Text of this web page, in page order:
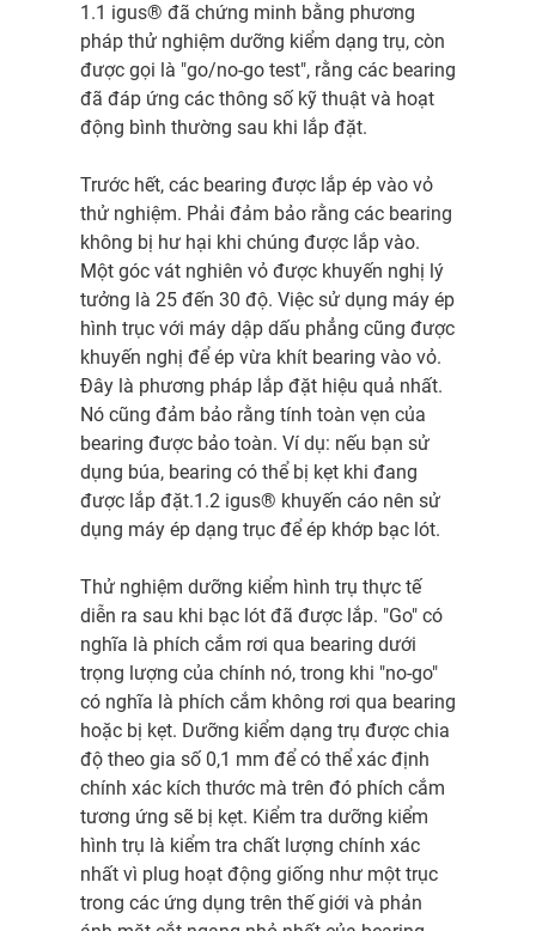
1.1 igus® đã chứng minh bằng phương
pháp thử nghiệm dưỡng kiểm dạng trụ, còn
được gọi là "go/no-go test", rằng các bearing
đã đáp ứng các thông số kỹ thuật và hoạt
động bình thường sau khi lắp đặt.
Trước hết, các bearing được lắp ép vào vỏ
thử nghiệm. Phải đảm bảo rằng các bearing
không bị hư hại khi chúng được lắp vào.
Một góc vát nghiên vỏ được khuyến nghị lý
tưởng là 25 đến 30 độ. Việc sử dụng máy ép
hình trục với máy dập dấu phẳng cũng được
khuyến nghị để ép vừa khít bearing vào vỏ.
Đây là phương pháp lắp đặt hiệu quả nhất.
Nó cũng đảm bảo rằng tính toàn vẹn của
bearing được bảo toàn. Ví dụ: nếu bạn sử
dụng búa, bearing có thể bị kẹt khi đang
được lắp đặt.1.2 igus® khuyến cáo nên sử
dụng máy ép dạng trục để ép khớp bạc lót.
Thử nghiệm dưỡng kiểm hình trụ thực tế
diễn ra sau khi bạc lót đã được lắp. "Go" có
nghĩa là phích cắm rơi qua bearing dưới
trọng lượng của chính nó, trong khi "no-go"
có nghĩa là phích cắm không rơi qua bearing
hoặc bị kẹt. Dưỡng kiểm dạng trụ được chia
độ theo gia số 0,1 mm để có thể xác định
chính xác kích thước mà trên đó phích cắm
tương ứng sẽ bị kẹt. Kiểm tra dưỡng kiểm
hình trụ là kiểm tra chất lượng chính xác
nhất vì plug hoạt động giống như một trục
trong các ứng dụng trên thế giới và phản